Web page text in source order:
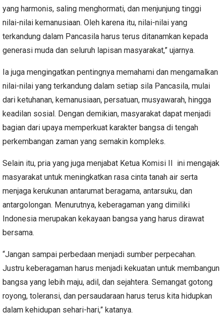
yang harmonis, saling menghormati, dan menjunjung tinggi
nilai-nilai kemanusiaan. Oleh karena itu, nilai-nilai yang
terkandung dalam Pancasila harus terus ditanamkan kepada
generasi muda dan seluruh lapisan masyarakat,” ujarnya.
Ia juga mengingatkan pentingnya memahami dan mengamalkan
nilai-nilai yang terkandung dalam setiap sila Pancasila, mulai
dari ketuhanan, kemanusiaan, persatuan, musyawarah, hingga
keadilan sosial. Dengan demikian, masyarakat dapat menjadi
bagian dari upaya memperkuat karakter bangsa di tengah
perkembangan zaman yang semakin kompleks.
Selain itu, pria yang juga menjabat Ketua Komisi II ini mengajak
masyarakat untuk meningkatkan rasa cinta tanah air serta
menjaga kerukunan antarumat beragama, antarsuku, dan
antargolongan. Menurutnya, keberagaman yang dimiliki
Indonesia merupakan kekayaan bangsa yang harus dirawat
bersama.
“Jangan sampai perbedaan menjadi sumber perpecahan.
Justru keberagaman harus menjadi kekuatan untuk membangun
bangsa yang lebih maju, adil, dan sejahtera. Semangat gotong
royong, toleransi, dan persaudaraan harus terus kita hidupkan
dalam kehidupan sehari-hari,” katanya.